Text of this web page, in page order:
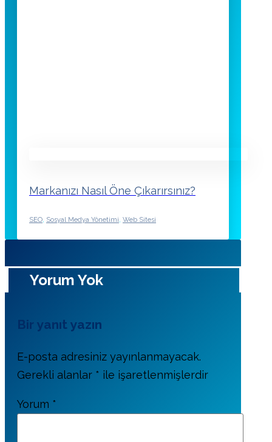
Markanızı Nasıl Öne Çıkarırsınız?
SEO, Sosyal Medya Yönetimi, Web Sitesi
Yorum Yok
Bir yanıt yazın
E-posta adresiniz yayınlanmayacak.
Gerekli alanlar * ile işaretlenmişlerdir
Yorum *